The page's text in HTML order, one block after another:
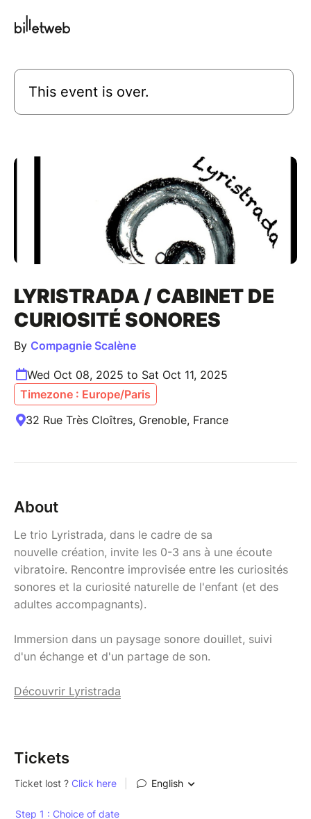
This event is over.
LYRISTRADA / CABINET DE
CURIOSITÉ SONORES
By Compagnie Scalène
Wed Oct 08, 2025 to Sat Oct 11, 2025
Timezone : Europe/Paris
32 Rue Très Cloîtres, Grenoble, France
About
Le trio Lyristrada, dans le cadre de sa
nouvelle création, invite les 0-3 ans à une écoute
vibratoire. Rencontre improvisée entre les curiosités
sonores et la curiosité naturelle de l'enfant (et des
adultes accompagnants).
Immersion dans un paysage sonore douillet, suivi
d'un échange et d'un partage de son.
Découvrir Lyristrada
Tickets